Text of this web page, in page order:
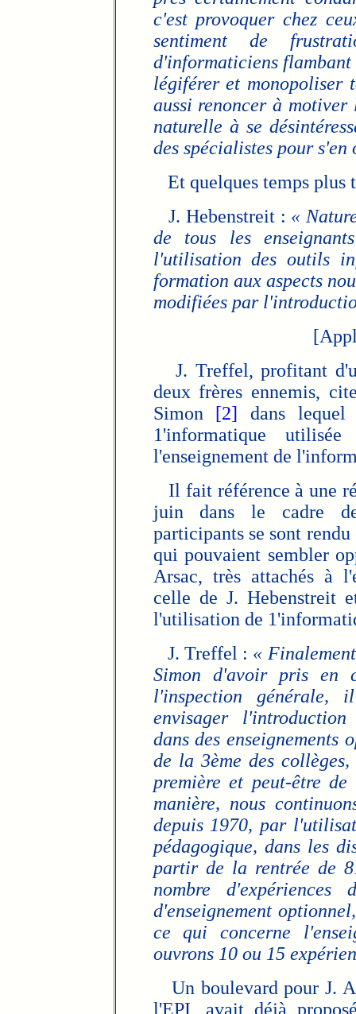
c'est provoquer chez
sentiment de
d'informaticiens
légiférer et monopoliser
aussi renoncer à motiver
naturelle à se
des spécialistes pour s'en
Et quelques temps plus
J. Hebenstreit : «
de tous les
l'utilisation des outils
formation aux aspects
modifiées par
J. Treffel, profitant
deux frères ennemis,
Simon [2] dans
1'informatique
l'enseignement de
Il fait référence à une
juin dans le cadre
participants se sont
qui pouvaient sembler
Arsac, très attachés à
celle de J. Hebenstreit
l'utilisation de
J. Treffel : «
Simon d'avoir pris en
l'inspection générale,
envisager
dans des enseignements
de la 3ème des
première et peut-être
manière, nous
depuis 1970, par
pédagogique, dans les
partir de la rentrée de
nombre
d'enseignement
ce qui concerne
ouvrons 10 ou 15
Un boulevard pour J.
l'EPI, avait déjà